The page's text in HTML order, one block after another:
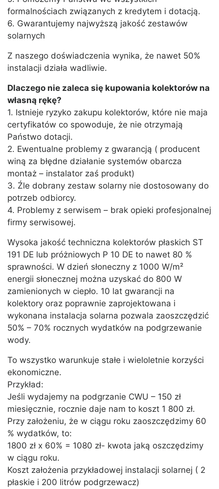
formalnościach związanych z kredytem i dotacją.
6. Gwarantujemy najwyższą jakość zestawów
solarnych
Z naszego doświadczenia wynika, że nawet 50%
instalacji działa wadliwie.
Dlaczego nie zaleca się kupowania kolektorów na
własną rękę?
1. Istnieje ryzyko zakupu kolektorów, które nie maja
certyfikatów co spowoduje, że nie otrzymają
Państwo dotacji.
2. Ewentualne problemy z gwarancją ( producent
winą za błędne działanie systemów obarcza
montaż – instalator zaś produkt)
3. Źle dobrany zestaw solarny nie dostosowany do
potrzeb odbiorcy.
4. Problemy z serwisem – brak opieki profesjonalnej
firmy serwisowej.
Wysoka jakość techniczna kolektorów płaskich ST
191 DE lub próżniowych P 10 DE to nawet 80 %
sprawności. W dzień słoneczny z 1000 W/m²
energii słonecznej można uzyskać do 800 W
zamienionych w ciepło. 10 lat gwarancji na
kolektory oraz poprawnie zaprojektowana i
wykonana instalacja solarna pozwala zaoszczędzić
50% – 70% rocznych wydatków na podgrzewanie
wody.
To wszystko warunkuje stałe i wieloletnie korzyści
ekonomiczne.
Przykład:
Jeśli wydajemy na podgrzanie CWU – 150 zł
miesięcznie, rocznie daje nam to koszt 1 800 zł.
Przy założeniu, że w ciągu roku zaoszczędzimy 60
% wydatków, to:
1800 zł x 60% = 1080 zł- kwota jaką oszczędzimy
w ciągu roku.
Koszt założenia przykładowej instalacji solarnej ( 2
płaskie i 200 litrów podgrzewacz)